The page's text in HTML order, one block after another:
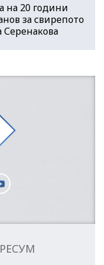
на 20 години
за свирепото
Серенакова